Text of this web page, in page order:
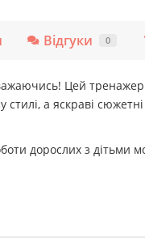
Відгуки 0
Цей тренажер
стилі, а яскраві
дорослих з дітьми